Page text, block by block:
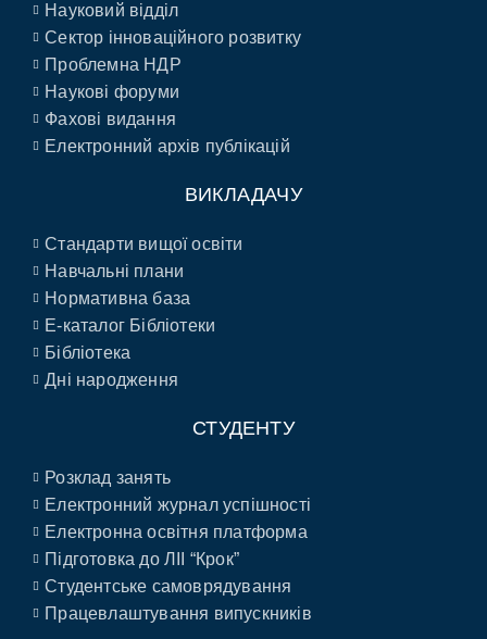
Науковий відділ
Сектор інноваційного розвитку
Проблемна НДР
Наукові форуми
Фахові видання
Електронний архів публікацій
ВИКЛАДАЧУ
Стандарти вищої освіти
Навчальні плани
Нормативна база
E-каталог Бібліотеки
Бібліотека
Дні народження
СТУДЕНТУ
Розклад занять
Електронний журнал успішності
Електронна освітня платформа
Підготовка до ЛІІ “Крок”
Студентське самоврядування
Працевлаштування випускників